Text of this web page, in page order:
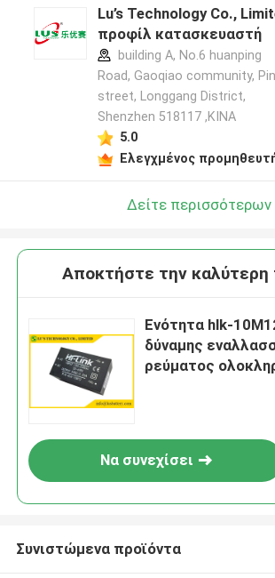
Lu’s Technology Co.,
προφίλ κατασκευαστή
building A, No.6 huanping
Road, Gaoqiao community,
street, Longgang District,
Shenzhen 518117 ,ΚΙΝΑ
5.0
Ελεγχμένος
Δείτε περισσότερων
Αποκτήστε την καλύτερη
Ενότητα hlk-
δύναμης
ρεύματος
Να συνεχίσει
Συνιστώμενα προϊόντα